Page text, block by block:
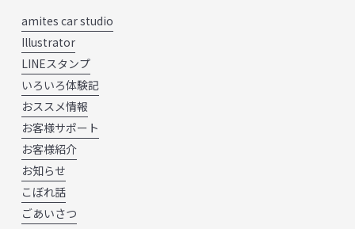
amites car studio
Illustrator
LINEスタンプ
いろいろ体験記
おススメ情報
お客様サポート
お客様紹介
お知らせ
こぼれ話
ごあいさつ